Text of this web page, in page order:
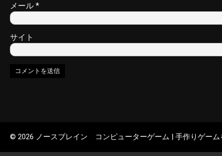
メール *
サイト
© 2026 ノースブレイン コンピューターゲーム | 手作りゲーム